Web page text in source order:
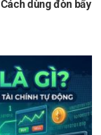
dùng đòn bẩy